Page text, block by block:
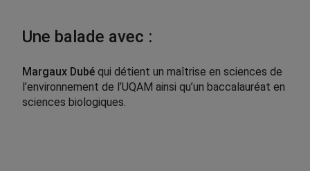
Une balade avec :
Margaux Dubé qui détient un maîtrise en sciences de
l’environnement de l’UQAM ainsi qu’un baccalauréat en
sciences biologiques.